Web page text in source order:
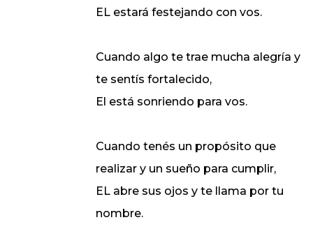
EL estará festejando con vos.
Cuando algo te trae mucha alegría y
te sentís fortalecido,
El está sonriendo para vos.
Cuando tenés un propósito que
realizar y un sueño para cumplir,
EL abre sus ojos y te llama por tu
nombre.